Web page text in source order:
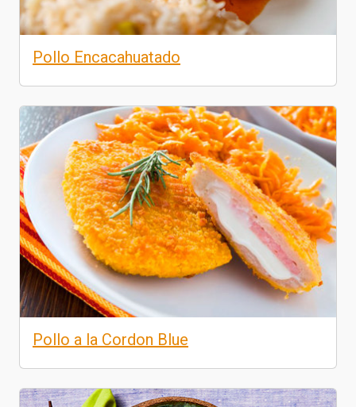
Pollo Encacahuatado
Pollo a la Cordon Blue